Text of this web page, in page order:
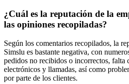
¿Cuál es la reputación de la
las opiniones recopiladas?
Según los comentarios recopilados, la
Simslu es bastante negativa, con
pedidos no recibidos o incorrectos, falta
electrónicos y llamadas, así como
por parte de los clientes.